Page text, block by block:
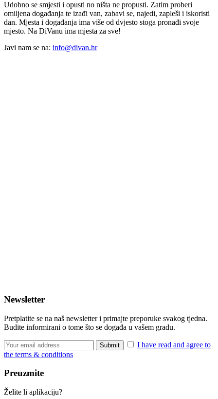
Udobno se smjesti i opusti no ništa ne propusti. Zatim proberi
omiljena događanja te izađi van, zabavi se, najedi, zapleši i iskoristi
dan. Mjesta i događanja ima više od dvjesto stoga pronađi svoje
mjesto. Na DiVanu ima mjesta za sve!
Javi nam se na: info@divan.hr
Newsletter
Pretplatite se na naš newsletter i primajte preporuke svakog tjedna.
Budite informirani o tome što se događa u vašem gradu.
I have read and agree to
the terms & conditions
Preuzmite
Želite li aplikaciju?